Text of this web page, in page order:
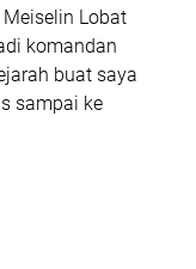
Lobat
komandan
buat saya
sampai ke